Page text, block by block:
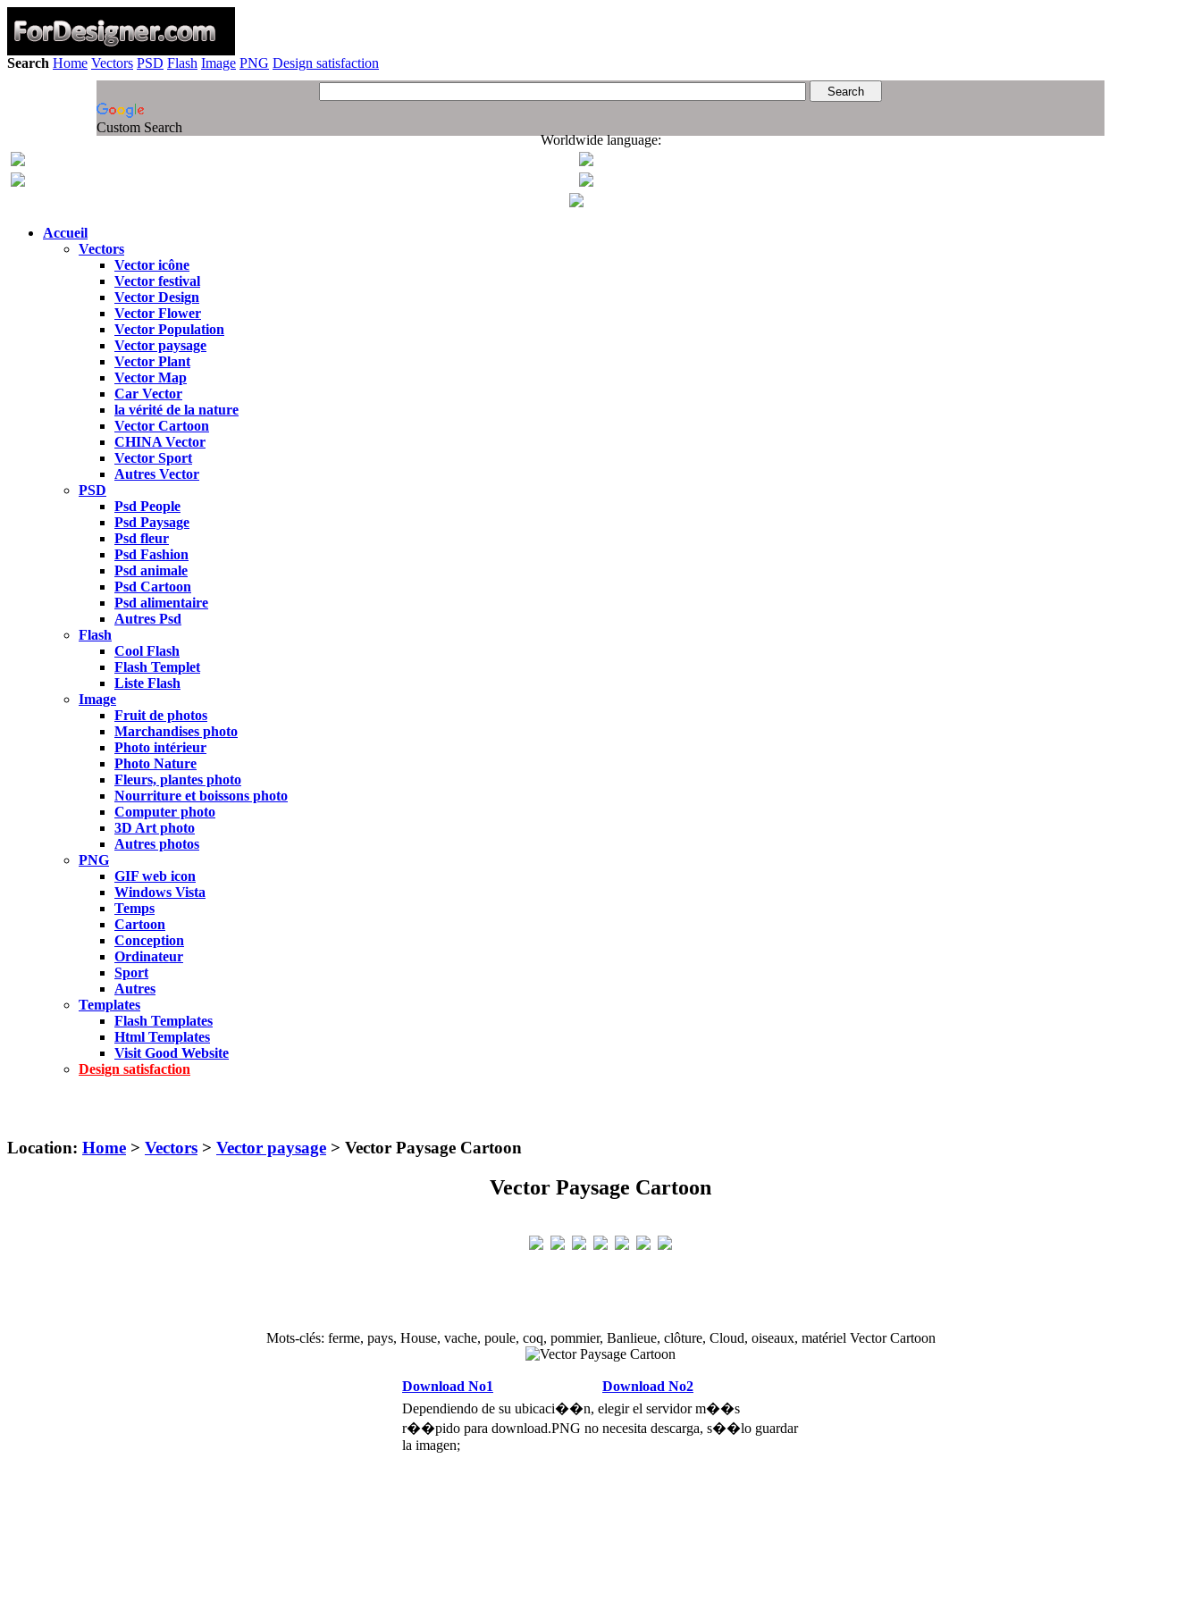
Search Home Vectors PSD Flash Image PNG Design satisfaction
Custom Search
Worldwide language:
Accueil
Vectors
Vector icône
Vector festival
Vector Design
Vector Flower
Vector Population
Vector paysage
Vector Plant
Vector Map
Car Vector
la vérité de la nature
Vector Cartoon
CHINA Vector
Vector Sport
Autres Vector
PSD
Psd People
Psd Paysage
Psd fleur
Psd Fashion
Psd animale
Psd Cartoon
Psd alimentaire
Autres Psd
Flash
Cool Flash
Flash Templet
Liste Flash
Image
Fruit de photos
Marchandises photo
Photo intérieur
Photo Nature
Fleurs, plantes photo
Nourriture et boissons photo
Computer photo
3D Art photo
Autres photos
PNG
GIF web icon
Windows Vista
Temps
Cartoon
Conception
Ordinateur
Sport
Autres
Templates
Flash Templates
Html Templates
Visit Good Website
Design satisfaction
Location: Home > Vectors > Vector paysage > Vector Paysage Cartoon
Vector Paysage Cartoon
Mots-clés: ferme, pays, House, vache, poule, coq, pommier, Banlieue, clôture, Cloud, oiseaux, matériel Vector Cartoon
Download No1
Download No2
Dependiendo de su ubicaci��n, elegir el servidor m��s
r��pido para download.PNG no necesita descarga, s��lo guardar
la imagen;